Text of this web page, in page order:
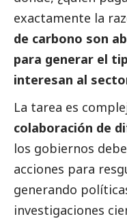
exactamente la
de carbono son
para generar el
interesan al
La tarea es
colaboración de
los gobiernos
acciones para
generando
investigaciones